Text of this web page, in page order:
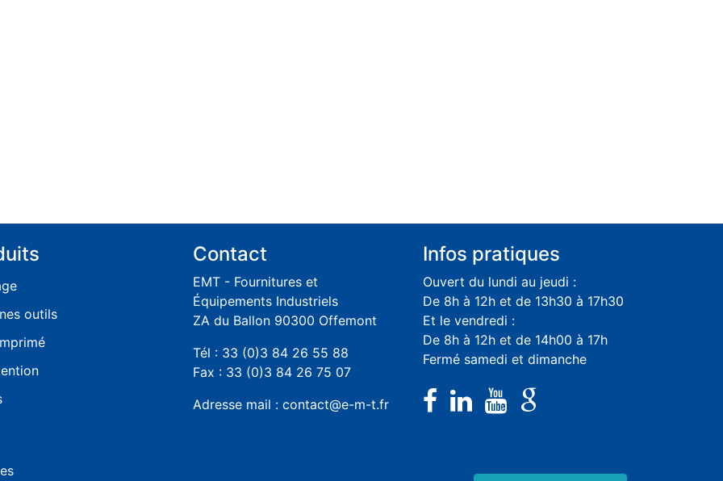
outils
Contact
EMT - Fournitures et
Équipements Industriels
ZA du Ballon 90300 Offemont
Tél : 33 (0)3 84 26 55 88
Fax : 33 (0)3 84 26 75 07
Adresse mail : contact@e-m-t.fr
Infos pratiques
Ouvert du lundi au jeudi :
De 8h à 12h et de 13h30 à 17h30
Et le vendredi :
De 8h à 12h et de 14h00 à 17h
Fermé samedi et dimanche